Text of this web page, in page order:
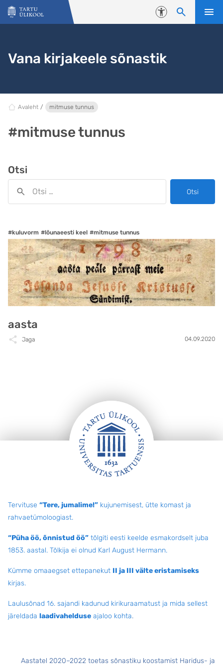
Liigu edasi põhisisu juurde
Juurdepääsetavus
Vana kirjakeele sõnastik
Avaleht mitmuse tunnus
#mitmuse tunnus
Otsi
Otsi
#kuluvorm #lõunaeesti keel #mitmuse tunnus
aasta
Jaga 04.09.2020
Tervituse “Tere, jumalime!” kujunemisest, ütte komast ja
rahvaetümoloogiast.
“Püha öö, õnnistud öö” tõlgiti eesti keelde esmakordselt juba
1853. aastal. Tõlkija ei olnud Karl August Hermann.
Kümme omaaegset ettepanekut II ja III välte eristamiseks
kirjas.
Laulusõnad 16. sajandi kadunud kirikuraamatust ja mida sellest
järeldada laadivahelduse ajaloo kohta.
Aastatel 2020–2022 toetas sõnastiku koostamist Haridus- ja